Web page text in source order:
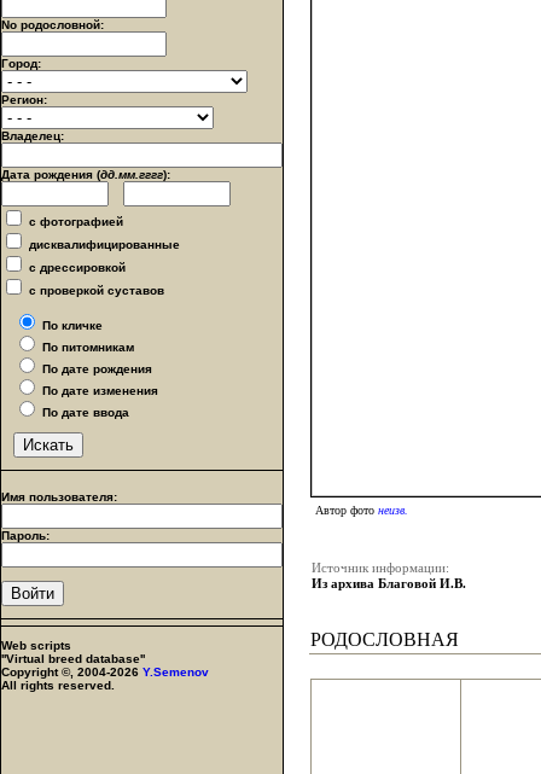
No родословной:
Город:
Регион:
Владелец:
Дата рождения (дд.мм.гггг):
с фотографией
дисквалифицированные
с дрессировкой
с проверкой суставов
По кличке
По питомникам
По дате рождения
По дате изменения
По дате ввода
Имя пользователя:
Пароль:
Web scripts
''Virtual breed database''
Copyright ©, 2004-2026 Y.Semenov
All rights reserved.
Автор фото неизв.
Источник информации:
Из архива Благовой И.В.
РОДОСЛОВНАЯ